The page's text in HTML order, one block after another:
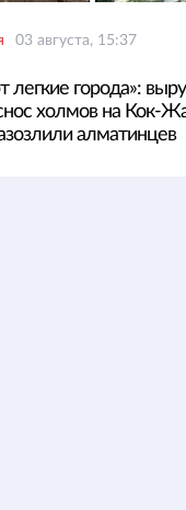
03 августа, 15:37
легкие города»:
холмов на Кок-
алматинцев